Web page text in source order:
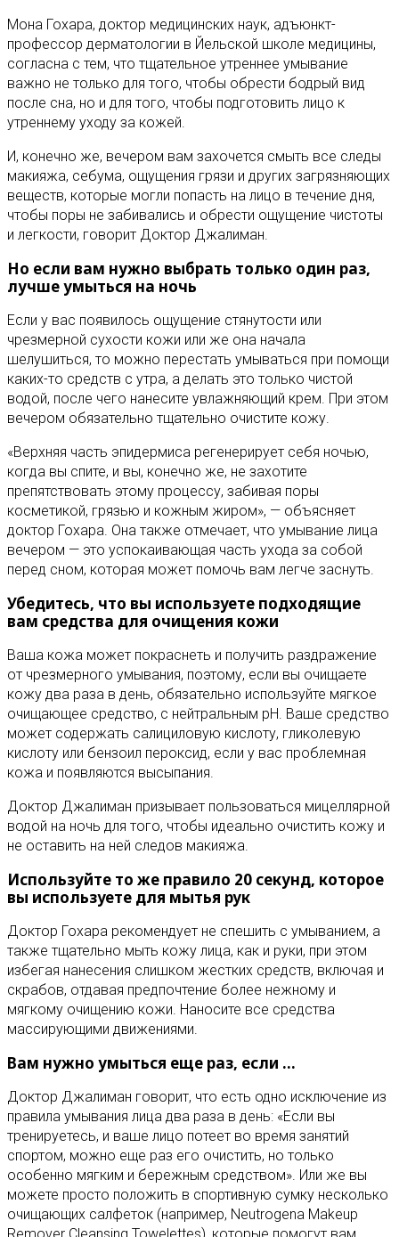
Мона Гохара, доктор медицинских наук, адъюнкт-
профессор дерматологии в Йельской школе медицины,
согласна с тем, что тщательное утреннее умывание
важно не только для того, чтобы обрести бодрый вид
после сна, но и для того, чтобы подготовить лицо к
утреннему уходу за кожей.
И, конечно же, вечером вам захочется смыть все следы
макияжа, себума, ощущения грязи и других загрязняющих
веществ, которые могли попасть на лицо в течение дня,
чтобы поры не забивались и обрести ощущение чистоты
и легкости, говорит Доктор Джалиман.
Но если вам нужно выбрать только один раз,
лучше умыться на ночь
Если у вас появилось ощущение стянутости или
чрезмерной сухости кожи или же она начала
шелушиться, то можно перестать умываться при помощи
каких-то средств с утра, а делать это только чистой
водой, после чего нанесите увлажняющий крем. При этом
вечером обязательно тщательно очистите кожу.
«Верхняя часть эпидермиса регенерирует себя ночью,
когда вы спите, и вы, конечно же, не захотите
препятствовать этому процессу, забивая поры
косметикой, грязью и кожным жиром», — объясняет
доктор Гохара. Она также отмечает, что умывание лица
вечером — это успокаивающая часть ухода за собой
перед сном, которая может помочь вам легче заснуть.
Убедитесь, что вы используете подходящие
вам средства для очищения кожи
Ваша кожа может покраснеть и получить раздражение
от чрезмерного умывания, поэтому, если вы очищаете
кожу два раза в день, обязательно используйте мягкое
очищающее средство, с нейтральным pH. Ваше средство
может содержать салициловую кислоту, гликолевую
кислоту или бензоил пероксид, если у вас проблемная
кожа и появляются высыпания.
Доктор Джалиман призывает пользоваться мицеллярной
водой на ночь для того, чтобы идеально очистить кожу и
не оставить на ней следов макияжа.
Используйте то же правило 20 секунд, которое
вы используете для мытья рук
Доктор Гохара рекомендует не спешить с умыванием, а
также тщательно мыть кожу лица, как и руки, при этом
избегая нанесения слишком жестких средств, включая и
скрабов, отдавая предпочтение более нежному и
мягкому очищению кожи. Наносите все средства
массирующими движениями.
Вам нужно умыться еще раз, если …
Доктор Джалиман говорит, что есть одно исключение из
правила умывания лица два раза в день: «Если вы
тренируетесь, и ваше лицо потеет во время занятий
спортом, можно еще раз его очистить, но только
особенно мягким и бережным средством». Или же вы
можете просто положить в спортивную сумку несколько
очищающих салфеток (например, Neutrogena Makeup